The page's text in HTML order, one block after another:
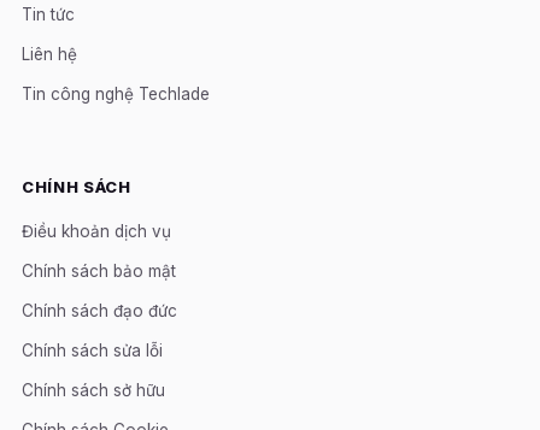
Tin tức
Liên hệ
Tin công nghệ Techlade
CHÍNH SÁCH
Điều khoản dịch vụ
Chính sách bảo mật
Chính sách đạo đức
Chính sách sửa lỗi
Chính sách sở hữu